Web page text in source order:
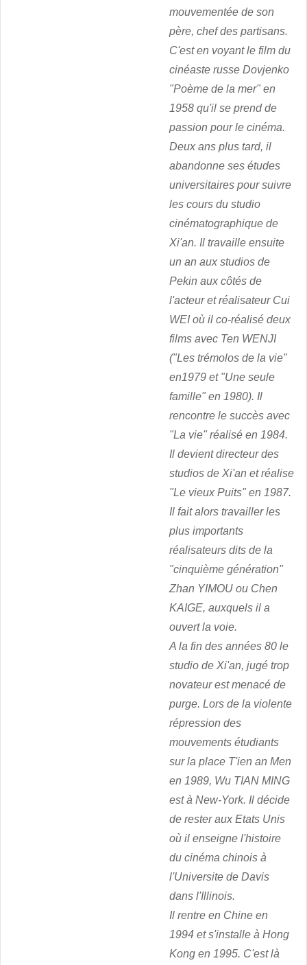
mouvementée de son
père, chef des partisans.
C'est en voyant le film du
cinéaste russe Dovjenko
"Poème de la mer" en
1958 qu'il se prend de
passion pour le cinéma.
Deux ans plus tard, il
abandonne ses études
universitaires pour suivre
les cours du studio
cinématographique de
Xi'an. Il travaille ensuite
un an aux studios de
Pekin aux côtés de
l'acteur et réalisateur Cui
WEI où il co-réalisé deux
films avec Ten WENJI
("Les trémolos de la vie"
en1979 et "Une seule
famille" en 1980). Il
rencontre le succès avec
"La vie" réalisé en 1984.
Il devient directeur des
studios de Xi'an et réalise
"Le vieux Puits" en 1987.
Il fait alors travailler les
plus importants
réalisateurs dits de la
"cinquième génération"
Zhan YIMOU ou Chen
KAIGE, auxquels il a
ouvert la voie.
A la fin des années 80 le
studio de Xi'an, jugé trop
novateur est menacé de
purge. Lors de la violente
répression des
mouvements étudiants
sur la place T'ien an Men
en 1989, Wu TIAN MING
est à New-York. Il décide
de rester aux Etats Unis
où il enseigne l'histoire
du cinéma chinois à
l'Universite de Davis
dans l'Illinois.
Il rentre en Chine en
1994 et s'installe à Hong
Kong en 1995. C'est là